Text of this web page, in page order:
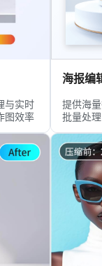
与实时
图效率
海报编
提供海
批量处